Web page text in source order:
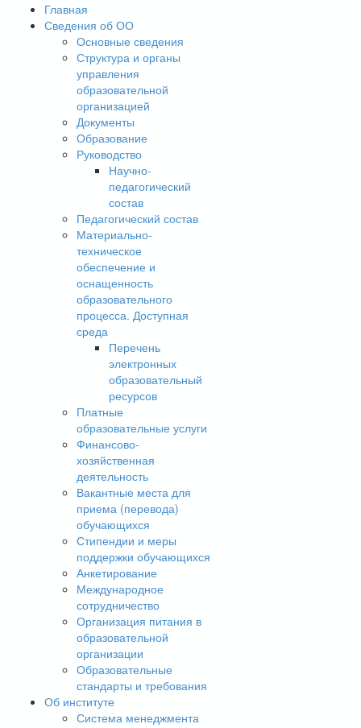
Главная
Сведения об ОО
Основные сведения
Структура и органы
управления
образовательной
организацией
Документы
Образование
Руководство
Научно-
педагогический
состав
Педагогический состав
Материально-
техническое
обеспечение и
оснащенность
образовательного
процесса. Доступная
среда
Перечень
электронных
образовательный
ресурсов
Платные
образовательные услуги
Финансово-
хозяйственная
деятельность
Вакантные места для
приема (перевода)
обучающихся
Стипендии и меры
поддержки обучающихся
Анкетирование
Международное
сотрудничество
Организация питания в
образовательной
организации
Образовательные
стандарты и требования
Об институте
Система менеджмента